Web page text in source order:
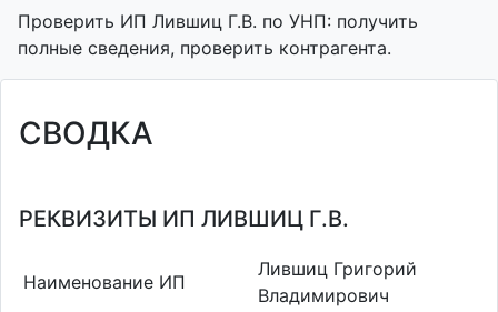
Проверить ИП Лившиц Г.В. по УНП: получить
полные сведения, проверить контрагента.
СВОДКА
РЕКВИЗИТЫ ИП ЛИВШИЦ Г.В.
Наименование ИП
Лившиц Григорий
Владимирович